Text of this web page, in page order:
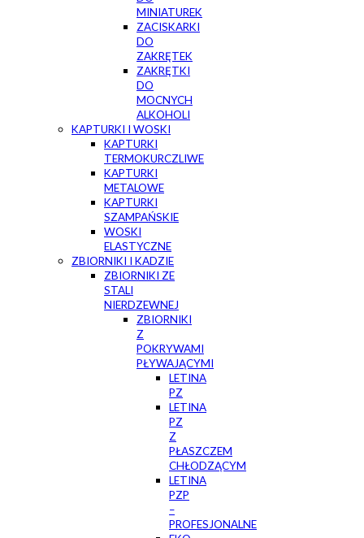
MINIATUREK
ZACISKARKI
DO
ZAKRĘTEK
ZAKRĘTKI
DO
MOCNYCH
ALKOHOLI
KAPTURKI I WOSKI
KAPTURKI
TERMOKURCZLIWE
KAPTURKI
METALOWE
KAPTURKI
SZAMPAŃSKIE
WOSKI
ELASTYCZNE
ZBIORNIKI I KADZIE
ZBIORNIKI ZE
STALI
NIERDZEWNEJ
ZBIORNIKI
Z
POKRYWAMI
PŁYWAJĄCYMI
LETINA
PZ
LETINA
PZ
Z
PŁASZCZEM
CHŁODZĄCYM
LETINA
PZP
–
PROFESJONALNE